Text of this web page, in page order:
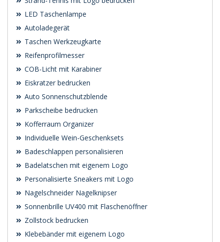
LED Taschenlampe
Autoladegerät
Taschen Werkzeugkarte
Reifenprofilmesser
COB-Licht mit Karabiner
Eiskratzer bedrucken
Auto Sonnenschutzblende
Parkscheibe bedrucken
Kofferraum Organizer
Individuelle Wein-Geschenksets
Badeschlappen personalisieren
Badelatschen mit eigenem Logo
Personalisierte Sneakers mit Logo
Nagelschneider Nagelknipser
Sonnenbrille UV400 mit Flaschenöffner
Zollstock bedrucken
Klebebänder mit eigenem Logo